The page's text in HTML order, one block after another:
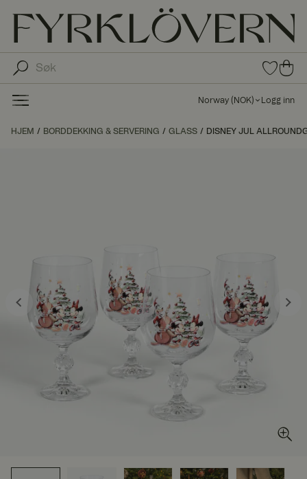
0
pro
ter i
0
pro
du
r i
Norway ( NOK) Logg inn
HJEM BORDDEKKING & SERVERING GLASS DISNEY JUL